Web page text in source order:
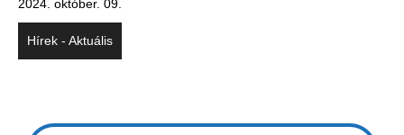
2024. október. 09.
Hírek - Aktuális